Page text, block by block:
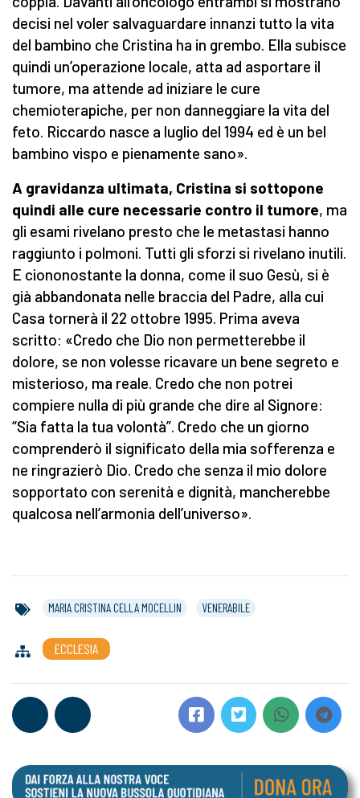
decisi nel voler salvaguardare innanzi tutto la vita
del bambino che Cristina ha in grembo. Ella subisce
quindi un’operazione locale, atta ad asportare il
tumore, ma attende ad iniziare le cure
chemioterapiche, per non danneggiare la vita del
feto. Riccardo nasce a luglio del 1994 ed è un bel
bambino vispo e pienamente sano».
A gravidanza ultimata, Cristina si sottopone
quindi alle cure necessarie contro il tumore, ma
gli esami rivelano presto che le metastasi hanno
raggiunto i polmoni. Tutti gli sforzi si rivelano inutili.
E ciononostante la donna, come il suo Gesù, si è
già abbandonata nelle braccia del Padre, alla cui
Casa tornerà il 22 ottobre 1995. Prima aveva
scritto: «Credo che Dio non permetterebbe il
dolore, se non volesse ricavare un bene segreto e
misterioso, ma reale. Credo che non potrei
compiere nulla di più grande che dire al Signore:
“Sia fatta la tua volontà”. Credo che un giorno
comprenderò il significato della mia sofferenza e
ne ringrazierò Dio. Credo che senza il mio dolore
sopportato con serenità e dignità, mancherebbe
qualcosa nell’armonia dell’universo».
MARIA CRISTINA CELLA MOCELLIN VENERABILE
ECCLESIA